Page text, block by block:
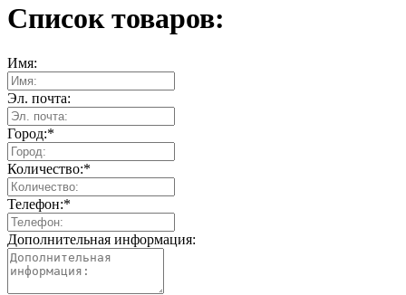
Список товаров:
Имя:
Эл. почта:
Город:*
Количество:*
Телефон:*
Дополнительная информация: